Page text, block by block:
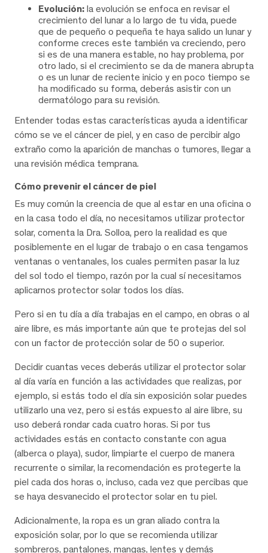
Evolución: la evolución se enfoca en revisar el
crecimiento del lunar a lo largo de tu vida, puede
que de pequeño o pequeña te haya salido un lunar y
conforme creces este también va creciendo, pero
si es de una manera estable, no hay problema, por
otro lado, si el crecimiento se da de manera abrupta
o es un lunar de reciente inicio y en poco tiempo se
ha modificado su forma, deberás asistir con un
dermatólogo para su revisión.
Entender todas estas características ayuda a identificar
cómo se ve el cáncer de piel, y en caso de percibir algo
extraño como la aparición de manchas o tumores, llegar a
una revisión médica temprana.
Cómo prevenir el cáncer de piel
Es muy común la creencia de que al estar en una oficina o
en la casa todo el día, no necesitamos utilizar protector
solar, comenta la Dra. Solloa, pero la realidad es que
posiblemente en el lugar de trabajo o en casa tengamos
ventanas o ventanales, los cuales permiten pasar la luz
del sol todo el tiempo, razón por la cual sí necesitamos
aplicarnos protector solar todos los días.
Pero si en tu día a día trabajas en el campo, en obras o al
aire libre, es más importante aún que te protejas del sol
con un factor de protección solar de 50 o superior.
Decidir cuantas veces deberás utilizar el protector solar
al día varía en función a las actividades que realizas, por
ejemplo, si estás todo el día sin exposición solar puedes
utilizarlo una vez, pero si estás expuesto al aire libre, su
uso deberá rondar cada cuatro horas. Si por tus
actividades estás en contacto constante con agua
(alberca o playa), sudor, limpiarte el cuerpo de manera
recurrente o similar, la recomendación es protegerte la
piel cada dos horas o, incluso, cada vez que percibas que
se haya desvanecido el protector solar en tu piel.
Adicionalmente, la ropa es un gran aliado contra la
exposición solar, por lo que se recomienda utilizar
sombreros, pantalones, mangas, lentes y demás